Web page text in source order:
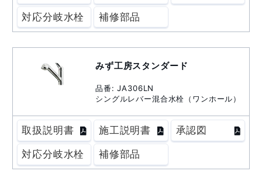
対応分岐水栓 補修部品
みず工房スタンダード
品番: JA306LN
シングルレバー混合水栓（ワンホール）
取扱説明書 施工説明書 承認図
対応分岐水栓 補修部品